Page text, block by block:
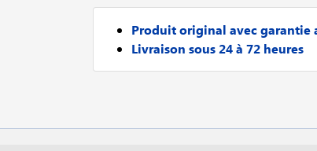
Produit original avec garantie
Livraison sous 24 à 72 heures